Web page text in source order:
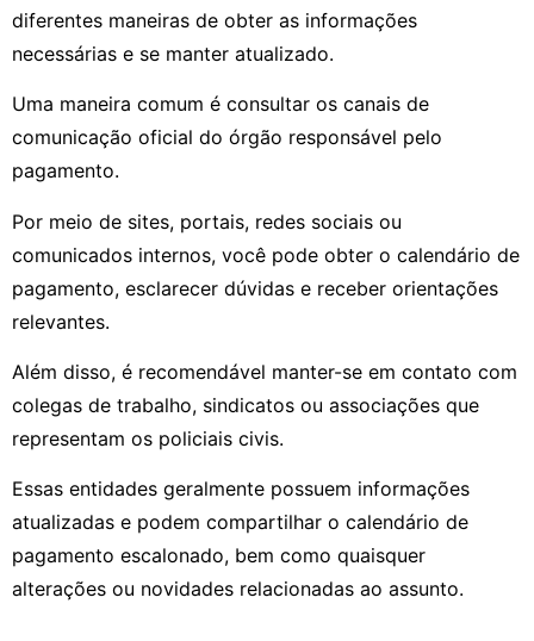
diferentes maneiras de obter as informações
necessárias e se manter atualizado.
Uma maneira comum é consultar os canais de
comunicação oficial do órgão responsável pelo
pagamento.
Por meio de sites, portais, redes sociais ou
comunicados internos, você pode obter o calendário de
pagamento, esclarecer dúvidas e receber orientações
relevantes.
Além disso, é recomendável manter-se em contato com
colegas de trabalho, sindicatos ou associações que
representam os policiais civis.
Essas entidades geralmente possuem informações
atualizadas e podem compartilhar o calendário de
pagamento escalonado, bem como quaisquer
alterações ou novidades relacionadas ao assunto.